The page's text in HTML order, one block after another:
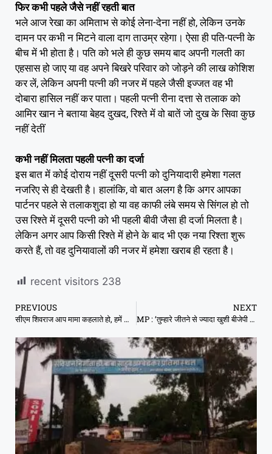
फिर कभी पहले जैसे नहीं रहती बात
भले आज रेखा का अमिताभ से कोई लेना-देना नहीं हो, लेकिन उनके
दामन पर कभी न मिटने वाला दाग ताउम्र रहेगा। ऐसा ही पति-पत्नी के
बीच में भी होता है। पति को भले ही कुछ समय बाद अपनी गलती का
एहसास हो जाए या वह अपने बिखरे परिवार को जोड़ने की लाख कोशिश
कर लें, लेकिन अपनी पत्नी की नजर में पहले जैसी इज्जत वह भी
दोबारा हासिल नहीं कर पाता। पहली पत्नी रीना दत्ता से तलाक को
आमिर खान ने बताया बेहद दुखद, रिश्ते में वो बातें जो दुख के सिवा कुछ
नहीं देतीं
कभी नहीं मिलता पहली पत्नी का दर्जा
इस बात में कोई दोराय नहीं दूसरी पत्नी को दुनियादारी हमेशा गलत
नजरिए से ही देखती है। हालांकि, वो बात अलग है कि अगर आपका
पार्टनर पहले से तलाकशुदा हो या वह काफी लंबे समय से सिंगल हो तो
उस रिश्ते में दूसरी पत्नी को भी पहली बीवी जैसा ही दर्जा मिलता है।
लेकिन अगर आप किसी रिश्ते में होने के बाद भी एक नया रिश्ता शुरू
करते हैं, तो वह दुनियावालों की नजर में हमेशा खराब ही रहता है।
recent visitors 238
PREVIOUS
सीएम शिवराज आप मामा कहलाते हो, हमें भाई-बहनों समेत इच्छा मृत्यु दे दो
NEXT
MP : ‘तुम्हारे जीतने से ज्यादा खुशी बीजेपी के मंत्री की जमानत जब्त पर मिलेगी’